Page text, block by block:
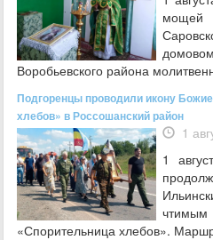
мощей
Воробьевского района
Подгоренцы проводили икону
хлебов» в Россошанский район
1
1
«Спорительница хлебов».